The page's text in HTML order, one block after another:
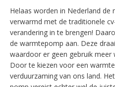
Helaas worden in Nederland de
verwarmd met de traditionele
verandering in te brengen!
de warmtepomp aan. Deze
waardoor er geen gebruik meer
Door te kiezen voor een
verduurzaming van ons land.